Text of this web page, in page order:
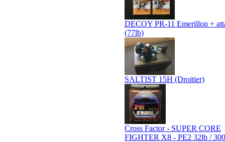
DECOY PR-11 Emerillon +
(77lb)
SALTIST 15H (Droitier)
Cross Factor - SUPER CORE
FIGHTER X8 - PE2 32lb /